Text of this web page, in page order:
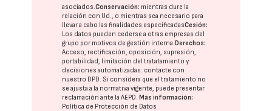
asociados.Conservación: mientras dure la
relación con Ud., o mientras sea necesario para
llevar a cabo las finalidades especificadasCesión:
Los datos pueden cederse a otras empresas del
grupo por motivos de gestión interna.Derechos:
Acceso, rectificación, oposición, supresión,
portabilidad, limitación del tratatamiento y
decisiones automatizadas: contacte con
nuestro DPD. Si considera que el tratamiento no
se ajusta a la normativa vigente, puede presentar
reclamación ante laAEPD.Más información:
Política de Protección de Datos